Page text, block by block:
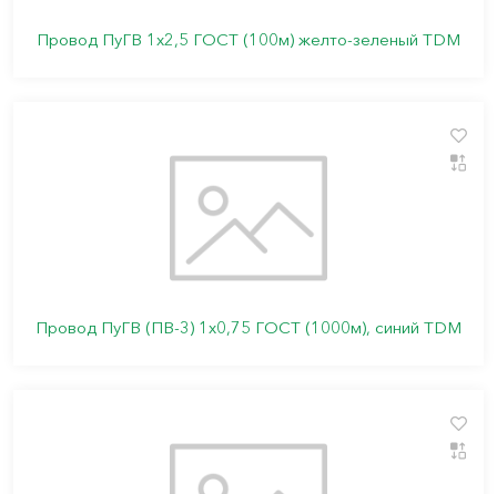
Провод ПуГВ 1х2,5 ГОСТ (100м) желто-зеленый TDМ
Провод ПуГВ (ПВ-3) 1х0,75 ГОСТ (1000м), синий TDM